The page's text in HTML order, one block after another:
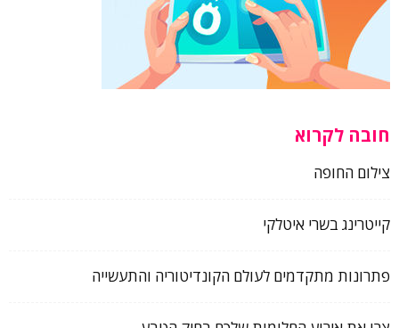
חובה לקרוא
צילום החופה
קייטרינג בשרי איטלקי
פתרונות מתקדמים לעולם הקונדיטוריה והתעשייה